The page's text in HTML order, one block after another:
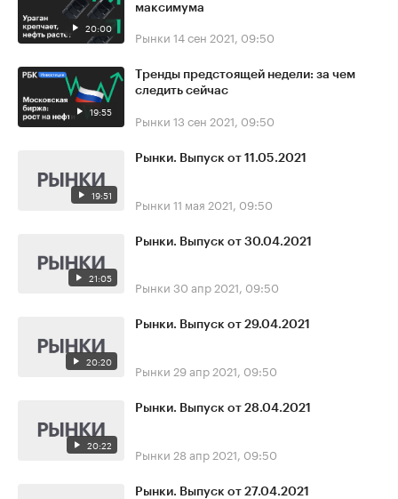
20:00
максимума
Рынки 14 сен 2021, 09:50
19:55
Тренды предстоящей недели: за чем
следить сейчас
Рынки 13 сен 2021, 09:50
19:51
Рынки. Выпуск от 11.05.2021
Рынки 11 мая 2021, 09:50
21:05
Рынки. Выпуск от 30.04.2021
Рынки 30 апр 2021, 09:50
20:20
Рынки. Выпуск от 29.04.2021
Рынки 29 апр 2021, 09:50
20:22
Рынки. Выпуск от 28.04.2021
Рынки 28 апр 2021, 09:50
Рынки. Выпуск от 27.04.2021